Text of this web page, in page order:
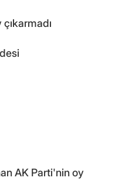
AK Parti'nin oy